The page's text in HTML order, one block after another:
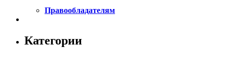
Правообладателям
Категории